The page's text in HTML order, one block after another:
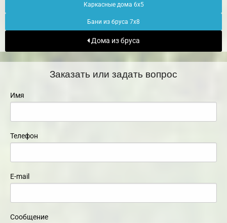
Каркасные дома 6х5
Бани из бруса 7х8
Дома из бруса
Заказать или задать вопрос
Имя
Телефон
E-mail
Сообщение